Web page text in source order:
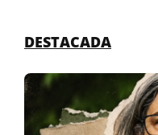
DESTACADA